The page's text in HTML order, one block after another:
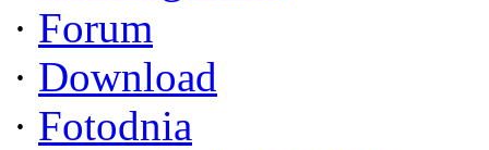
· Forum
· Download
· Fotodnia